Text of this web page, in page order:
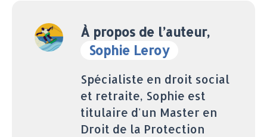
À propos de l’auteur,
Sophie Leroy
Spécialiste en droit social
et retraite, Sophie est
titulaire d'un Master en
Droit de la Protection